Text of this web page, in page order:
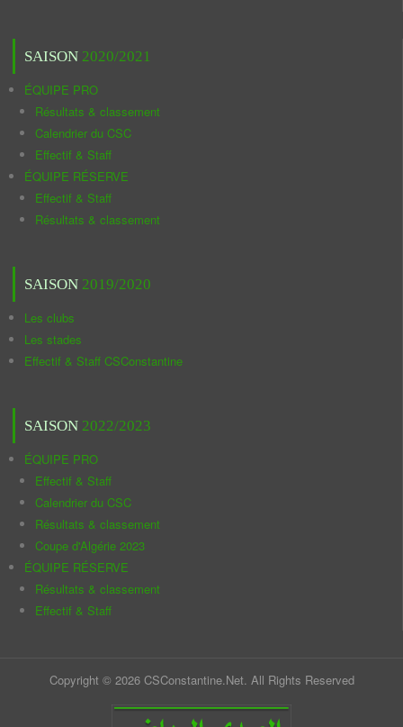
SAISON 2020/2021
ÉQUIPE PRO
Résultats & classement
Calendrier du CSC
Effectif & Staff
ÉQUIPE RÉSERVE
Effectif & Staff
Résultats & classement
SAISON 2019/2020
Les clubs
Les stades
Effectif & Staff CSConstantine
SAISON 2022/2023
ÉQUIPE PRO
Effectif & Staff
Calendrier du CSC
Résultats & classement
Coupe d'Algérie 2023
ÉQUIPE RÉSERVE
Résultats & classement
Effectif & Staff
Copyright © 2026 CSConstantine.Net. All Rights Reserved